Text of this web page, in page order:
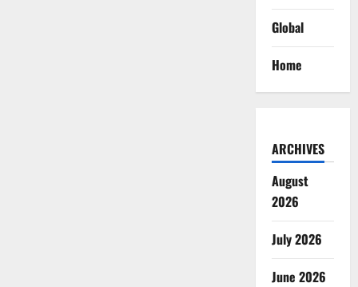
Global
Home
ARCHIVES
August
2026
July 2026
June 2026